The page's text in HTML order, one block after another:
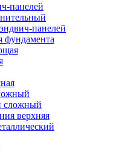
панелей
панелей
фундамента
сложный
верхняя